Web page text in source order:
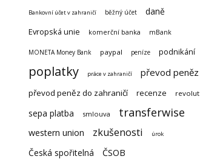
Bankovní účet v zahraničí běžný účet daně
Evropská unie komerční banka mBank
MONETA Money Bank paypal peníze podnikání
poplatky práce v zahraničí převod peněz
převod peněz do zahraničí recenze revolut
sepa platba smlouva transferwise
western union zkušenosti úrok
Česká spořitelná ČSOB